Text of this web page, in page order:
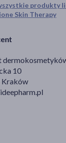
produkty
Skin Therapy
10
Kraków